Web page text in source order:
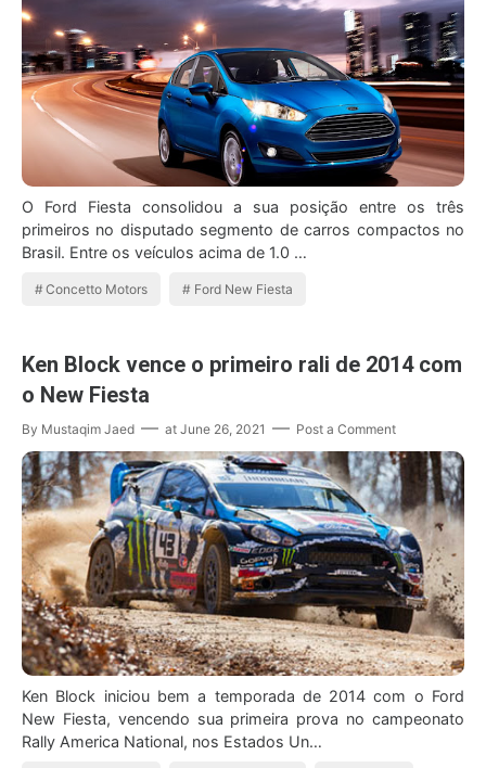
O Ford Fiesta consolidou a sua posição entre os três
primeiros no disputado segmento de carros compactos no
Brasil. Entre os veículos acima de 1.0 …
Concetto Motors Ford New Fiesta
Ken Block vence o primeiro rali de 2014 com
o New Fiesta
By Mustaqim Jaed at June 26, 2021 Post a Comment
Ken Block iniciou bem a temporada de 2014 com o Ford
New Fiesta, vencendo sua primeira prova no campeonato
Rally America National, nos Estados Un…